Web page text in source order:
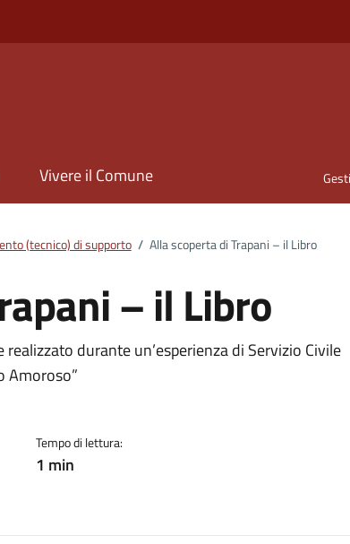
Vivere il Comune
(tecnico) di supporto / Alla scoperta di Trapani – il Libro
– il Libro
durante un’esperienza di Servizio Civile
Amoroso”
Tempo di lettura:
1 min